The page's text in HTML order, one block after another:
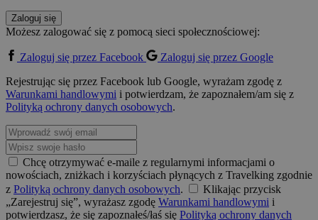
Zaloguj się
Możesz zalogować się z pomocą sieci społecznościowej:
Zaloguj się przez Facebook
Zaloguj się przez Google
Rejestrując się przez Facebook lub Google, wyrażam zgodę z
Warunkami handlowymi i potwierdzam, że zapoznałem/am się z
Polityką ochrony danych osobowych.
Chcę otrzymywać e-maile z regularnymi informacjami o
nowościach, zniżkach i korzyściach płynących z Travelking zgodnie
z Polityką ochrony danych osobowych.
Klikając przycisk
„Zarejestruj się”, wyrażasz zgodę Warunkami handlowymi i
potwierdzasz, że się zapoznałeś/łaś się Polityką ochrony danych